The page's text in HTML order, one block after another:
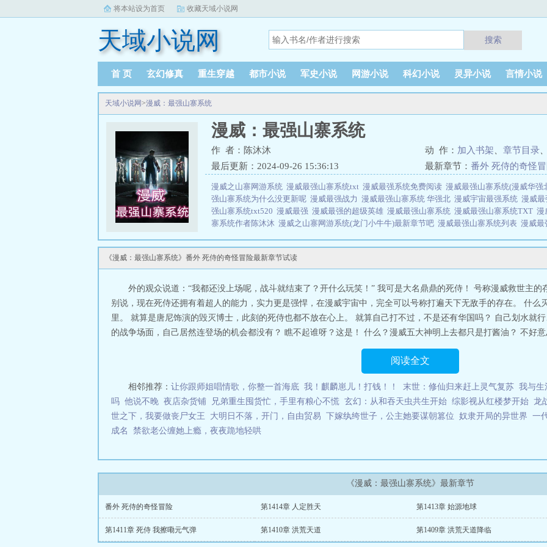
将本站设为首页 收藏天域小说网
天域小说网 搜索
首 页 玄幻修真 重生穿越 都市小说 军史小说 网游小说 科幻小说 灵异小说 言情小说
天域小说网>漫威：最强山寨系统
漫威：最强山寨系统
作 者：陈沐沐 动 作： 加入书架 章节目录
最后更新：2024-09-26 15:36:13
最新章节： 番外 死侍的奇怪
漫威之山寨网游系统 漫威最强山寨系统txt 漫威最强系统免费阅读 漫威最强山寨系统(漫威华
强山寨系统为什么没更新呢 漫威最强战力 漫威最强山寨系统 华强北 漫威宇宙最强系统 漫威
强山寨系统txt520 漫威最强 漫威最强的超级英雄 漫威最强山寨系统 漫威最强山寨系统TXT 漫
寨系统作者陈沐沐 漫威之山寨网游系统(龙门小牛牛)最新章节吧 漫威最强山寨系统列表 漫威
嗨，古一大师，你的魔法看起来很不错的样子，但是下一秒，它就是我的了！看一眼模仿，摸
强山寨系统
《漫威：最强山寨系统》番外 死侍的奇怪冒险最新章节试读
外的观众说道：“我都还没上场呢，战斗就结束了？开什么玩笑！” 我可是大名鼎鼎的死侍！ 号称漫威救世主
别说，现在死侍还拥有着超人的能力，实力更是强悍，在漫威宇宙中，完全可以号称打遍天下无敌手的存在。 什么
里。 就算是唐尼饰演的毁灭博士，此刻的死侍也都不放在心上。 就算自己打不过，不是还有华国吗？ 自己划水
的战争场面，自己居然连登场的机会都没有？ 瞧不起谁呀？这是！ 什么？漫威五大神明上去都只是打酱油？ 不
阅读全文
相邻推荐： 让你跟师姐唱情歌，你整一首海底 我！麒麟崽儿！打钱！！ 末世：修仙归来赶上灵气复苏 我与生
吗 他说不晚 夜店杂货铺 兄弟重生囤货忙，手里有粮心不慌 玄幻：从和吞天虫共生开始 综影视从红楼梦开始 龙
世之下，我要做丧尸女王
大明日不落，开门，自由贸易 下嫁纨绔世子，公主她要谋朝篡位 奴隶开局的异世界 一
成名
禁欲老公缠她上瘾，夜夜跪地轻哄
《漫威：最强山寨系统》最新章节
番外 死侍的奇怪冒险 第1414章 人定胜天 第1413章 始源地球
第1411章 死侍 我擦嘞元气弹 第1410章 洪荒天道 第1409章 洪荒天道降临